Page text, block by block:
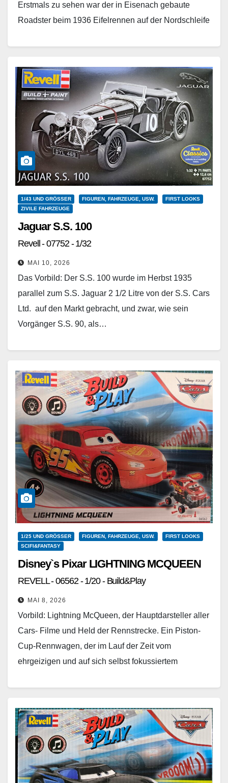
Erstmals zu sehen war der in Eisenach gebaute
Roadster beim 1936 Eifelrennen auf der Nordschleife
1/43 UND GRÖSSER FIGUREN, FAHRZEUGE, USW.
FIRST LOOKS
ZIVILE FAHRZEUGE
Jaguar S.S. 100
Revell - 07752 - 1/32
MAI 10, 2026
Das Vorbild: Der S.S. 100 wurde im Herbst 1935
parallel zum S.S. Jaguar 2 1/2 Litre von der S.S. Cars
Ltd. auf den Markt gebracht, und zwar, wie sein
Vorgänger S.S. 90, als…
1/25 UND GRÖSSER FIGUREN, FAHRZEUGE, USW.
FIRST LOOKS
SCIFI&FANTASY
Disney`s Pixar LIGHTNING MCQUEEN
REVELL - 06562 - 1/20 - Build&Play
MAI 8, 2026
Vorbild: Lightning McQueen, der Hauptdarsteller aller
Cars- Filme und Held der Rennstrecke. Ein Piston-
Cup-Rennwagen, der im Lauf der Zeit vom
ehrgeizigen und auf sich selbst fokussiertem